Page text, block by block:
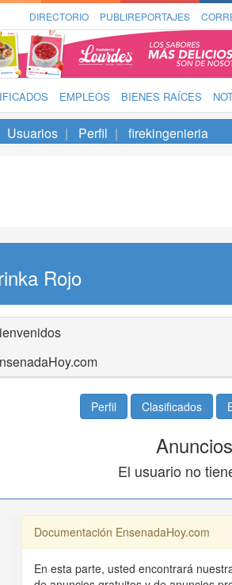
DIRECTORIO PUBLIREPORTAJES
EMPLEOS BIENES RAÍCES
Usuarios Perfil firekingenieria
Rojo
Perfil Clasificados
El usuario no
Documentación EnsenadaHoy.com
En esta parte, usted encontrará